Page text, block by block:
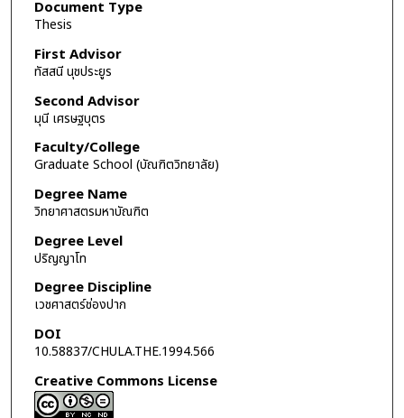
Document Type
Thesis
First Advisor
ทัสสนี นุชประยูร
Second Advisor
มุนี เศรษฐบุตร
Faculty/College
Graduate School (บัณฑิตวิทยาลัย)
Degree Name
วิทยาศาสตรมหาบัณฑิต
Degree Level
ปริญญาโท
Degree Discipline
เวชศาสตร์ช่องปาก
DOI
10.58837/CHULA.THE.1994.566
Creative Commons License